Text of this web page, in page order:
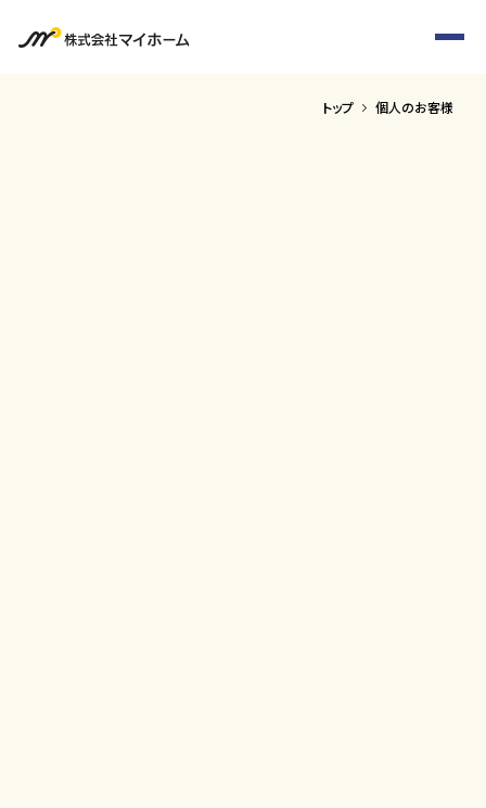
トップ 個人のお客様